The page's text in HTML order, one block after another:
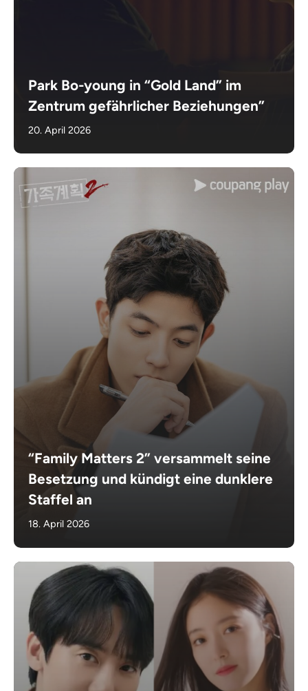
Park Bo-young in “Gold Land” im
Zentrum gefährlicher Beziehungen”
20. April 2026
“Family Matters 2” versammelt seine
Besetzung und kündigt eine dunklere
Staffel an
18. April 2026